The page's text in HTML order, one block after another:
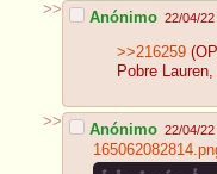
>> Anónimo 22/04/
>>216259
Pobre
>> Anónimo 22/04/